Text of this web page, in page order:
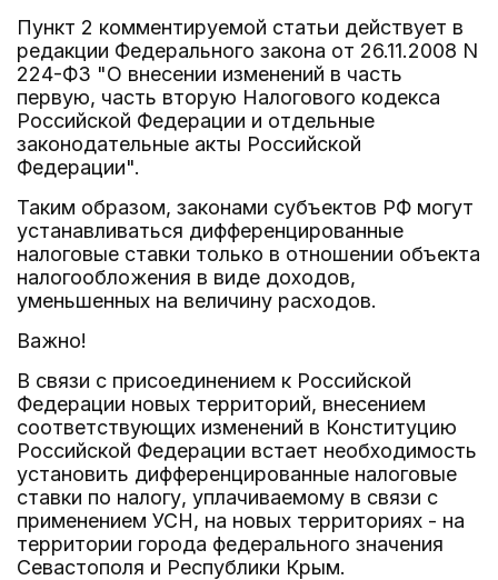
Пункт 2 комментируемой статьи действует в
редакции Федерального закона от 26.11.2008 N
224-ФЗ "О внесении изменений в часть
первую, часть вторую Налогового кодекса
Российской Федерации и отдельные
законодательные акты Российской
Федерации".
Таким образом, законами субъектов РФ могут
устанавливаться дифференцированные
налоговые ставки только в отношении объекта
налогообложения в виде доходов,
уменьшенных на величину расходов.
Важно!
В связи с присоединением к Российской
Федерации новых территорий, внесением
соответствующих изменений в Конституцию
Российской Федерации встает необходимость
установить дифференцированные налоговые
ставки по налогу, уплачиваемому в связи с
применением УСН, на новых территориях - на
территории города федерального значения
Севастополя и Республики Крым.